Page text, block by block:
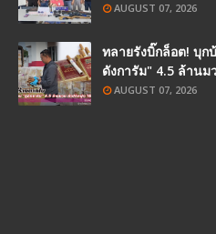
AUGUST 07, 2026
ทลายรังบิ๊กล็อต! บุก
ดังการัม" 4.5 ล้าน
AUGUST 07, 2026